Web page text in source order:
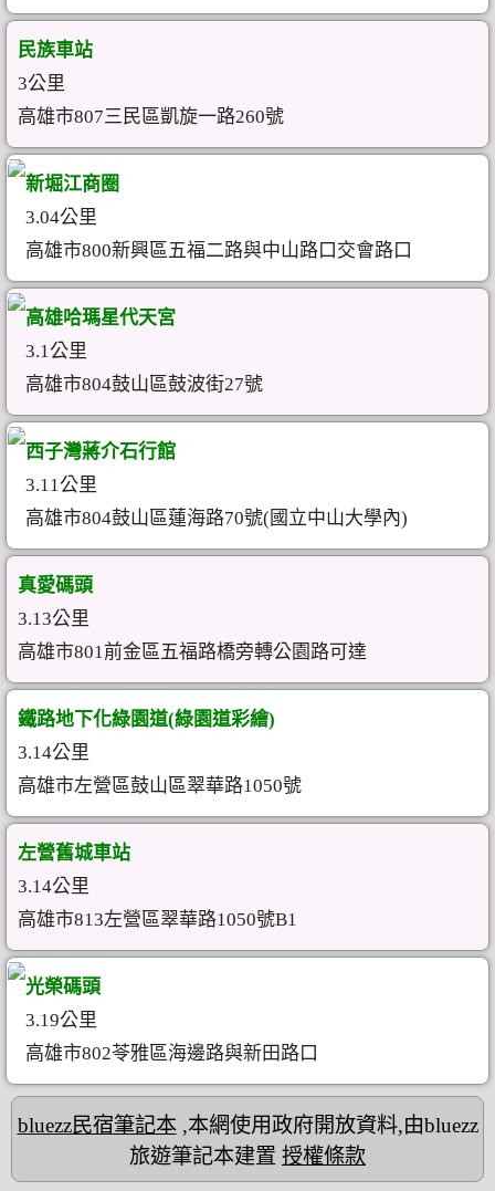
民族車站
3公里
高雄市807三民區凱旋一路260號
新堀江商圈
3.04公里
高雄市800新興區五福二路與中山路口交會路口
高雄哈瑪星代天宮
3.1公里
高雄市804鼓山區鼓波街27號
西子灣蔣介石行館
3.11公里
高雄市804鼓山區蓮海路70號(國立中山大學內)
真愛碼頭
3.13公里
高雄市801前金區五福路橋旁轉公園路可達
鐵路地下化綠園道(綠園道彩繪)
3.14公里
高雄市左營區鼓山區翠華路1050號
左營舊城車站
3.14公里
高雄市813左營區翠華路1050號B1
光榮碼頭
3.19公里
高雄市802苓雅區海邊路與新田路口
bluezz民宿筆記本,本網使用政府開放資料,由bluezz
旅遊筆記本建置 授權條款